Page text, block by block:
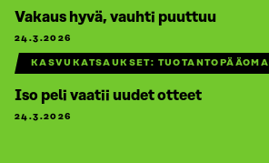
Vakaus hyvä, vauhti puuttuu
24.3.2026
KASVUKATSAUKSET: TUOTANTOPÄÄOMA
Iso peli vaatii uudet otteet
24.3.2026